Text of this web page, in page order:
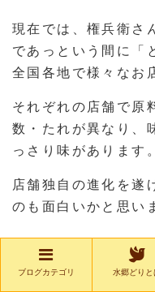
現在では、権兵衛さ
であっという間に「
全国各地で様々なお
それぞれの店舗で原
数・たれが異なり、
っさり味があります。
店舗独自の進化を遂
のも面白いかと思い
水郷のとりや
ブログカテゴリ 水郷どりと